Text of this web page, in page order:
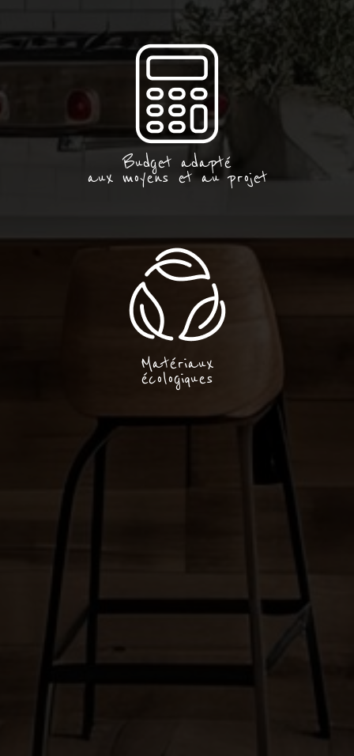
Budget adapté
aux moyens et au projet
Matériaux
écologiques